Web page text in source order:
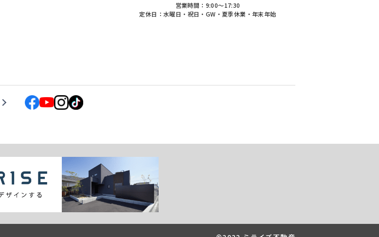
営業時間：9:00〜17:30
定休日：水曜日・祝日・GW・夏季休業・年末年始